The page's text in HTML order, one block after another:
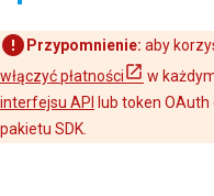
Przypomnienie: aby
włączyć płatności
w
interfejsu API
lub token
pakietu SDK.